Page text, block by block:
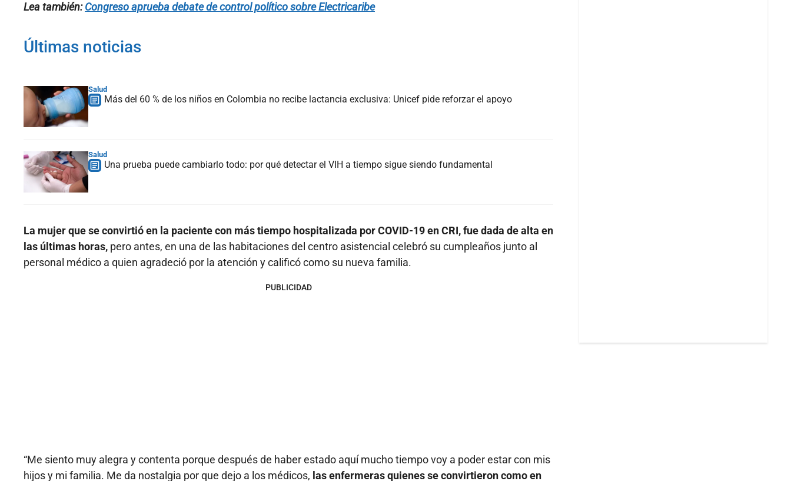
Lea también:Congreso aprueba debate de control político sobre Electricaribe
Últimas noticias
Salud
Más del 60 % de los niños en Colombia no recibe lactancia exclusiva: Unicef pide reforzar el apoyo
Salud
Una prueba puede cambiarlo todo: por qué detectar el VIH a tiempo sigue siendo fundamental
La mujer que se convirtió en la paciente con más tiempo hospitalizada por COVID-19 en CRI, fue dada de alta en
las últimas horas, pero antes, en una de las habitaciones del centro asistencial celebró su cumpleaños junto al
personal médico a quien agradeció por la atención y calificó como su nueva familia.
PUBLICIDAD
“Me siento muy alegra y contenta porque después de haber estado aquí mucho tiempo voy a poder estar con mis
hijos y mi familia. Me da nostalgia por que dejo a los médicos, las enfermeras quienes se convirtieron como en